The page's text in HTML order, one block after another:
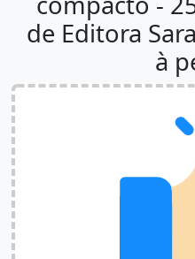
de Editora
à